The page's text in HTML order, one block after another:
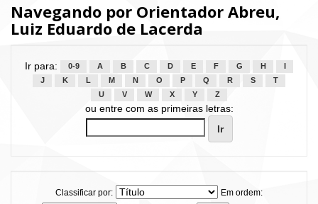
Navegando por Orientador Abreu,
Luiz Eduardo de Lacerda
Ir para: 0-9 A B C D E F G H
J
K L M N O P Q R S
T
U
V W X Y Z
ou entre com as primeiras letras:
Classificar por:
Em ordem: